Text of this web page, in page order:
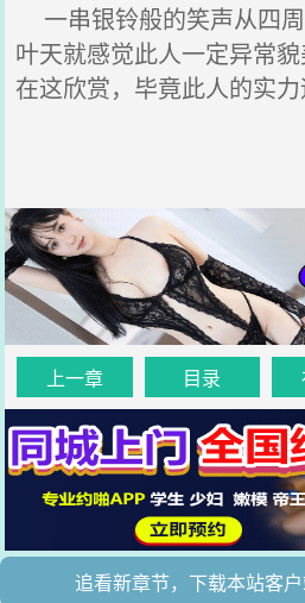
一串银铃般的笑声从四
叶天就感觉此人一定异常
在这欣赏，毕竟此人的实力
上一章 目录
追看新章节，下载本站客